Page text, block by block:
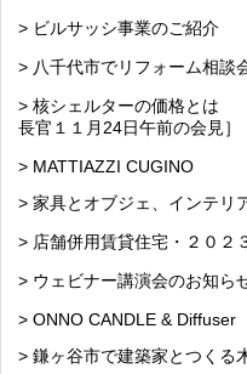
> ビルサッシ事業のご紹介
> 八千代市でリフォーム相談
> 核シェルターの価格とは
長官１１月24日午前の会見］
> MATTIAZZI CUGINO
> 家具とオブジェ、インテリ
> 店舗併用賃貸住宅・２０２
> ウェビナー講演会のお知ら
> ONNO CANDLE & Diffuser
> 鎌ヶ谷市で建築家とつくる